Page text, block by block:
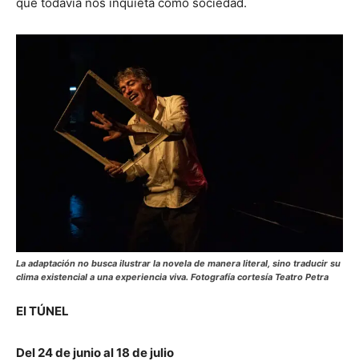
La adaptación no busca ilustrar la novela de manera literal, sino traducir su
clima existencial a una experiencia viva. Fotografía cortesía Teatro Petra
El TÚNEL
Del 24 de junio al 18 de julio